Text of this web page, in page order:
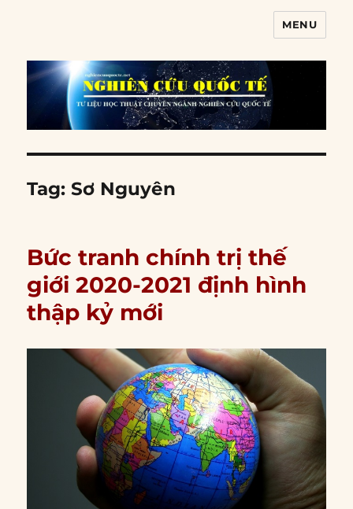
MENU
Tag:Sơ Nguyên
Bức tranh chính trị thế
giới 2020-2021 định hình
thập kỷ mới